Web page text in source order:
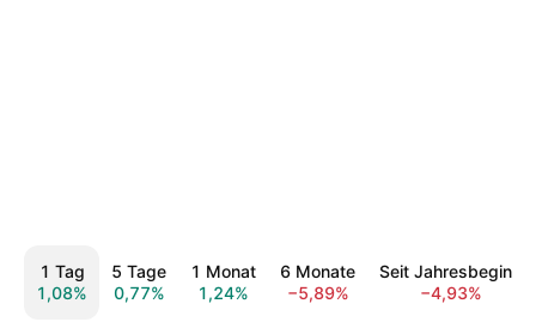
1 Tag
1,08%
5 Tage
0,77%
1 Monat
1,24%
6 Monate
−5,89%
Seit Jahresbeginn
−4,93%